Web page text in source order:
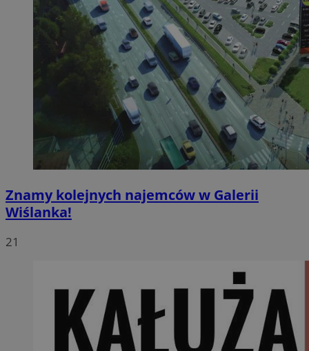
Znamy kolejnych najemców w Galerii
Wiślanka!
21